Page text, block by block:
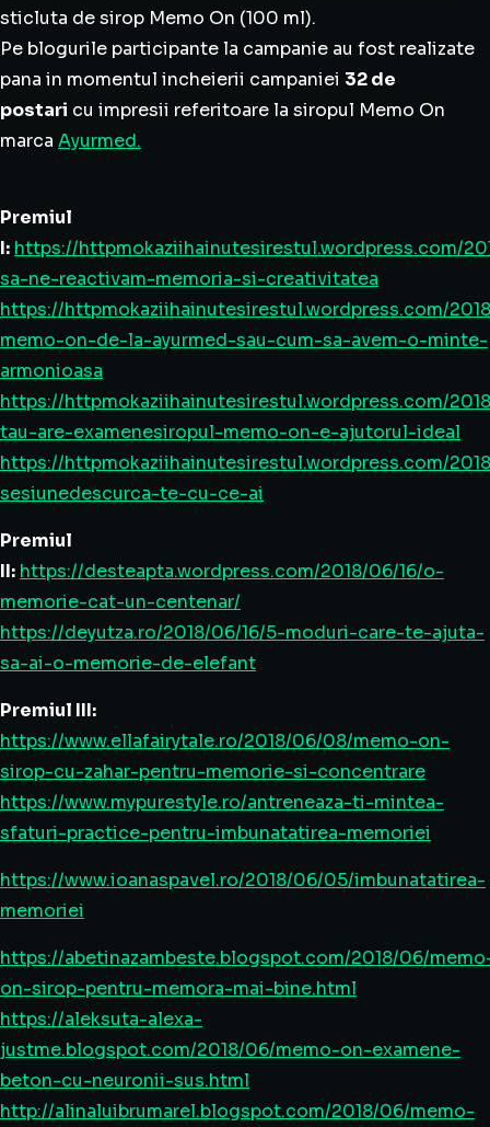
sticluta de sirop Memo On (100 ml).
Pe blogurile participante la campanie au fost realizate
pana in momentul incheierii campaniei 32 de
postari cu impresii referitoare la siropul Memo On
marca Ayurmed.
Premiul
I: https://httpmokaziihainutesirestul.wordpress.com/
sa-ne-reactivam-memoria-si-creativitatea
https://httpmokaziihainutesirestul.wordpress.com/
memo-on-de-la-ayurmed-sau-cum-sa-avem-o-minte-
armonioasa
https://httpmokaziihainutesirestul.wordpress.com/
tau-are-examenesiropul-memo-on-e-ajutorul-ideal
https://httpmokaziihainutesirestul.wordpress.com/
sesiunedescurca-te-cu-ce-ai
Premiul
II: https://desteapta.wordpress.com/2018/06/16/o-
memorie-cat-un-centenar/
https://deyutza.ro/2018/06/16/5-moduri-care-te-ajuta-
sa-ai-o-memorie-de-elefant
Premiul III:
https://www.ellafairytale.ro/2018/06/08/memo-on-
sirop-cu-zahar-pentru-memorie-si-concentrare
https://www.mypurestyle.ro/antreneaza-ti-mintea-
sfaturi-practice-pentru-imbunatatirea-memoriei
https://www.ioanaspavel.ro/2018/06/05/imbunatatirea-
memoriei
https://abetinazambeste.blogspot.com/2018/06/
on-sirop-pentru-memora-mai-bine.html
https://aleksuta-alexa-
justme.blogspot.com/2018/06/memo-on-examene-
beton-cu-neuronii-sus.html
http://alinaluibrumarel.blogspot.com/2018/06/memo-